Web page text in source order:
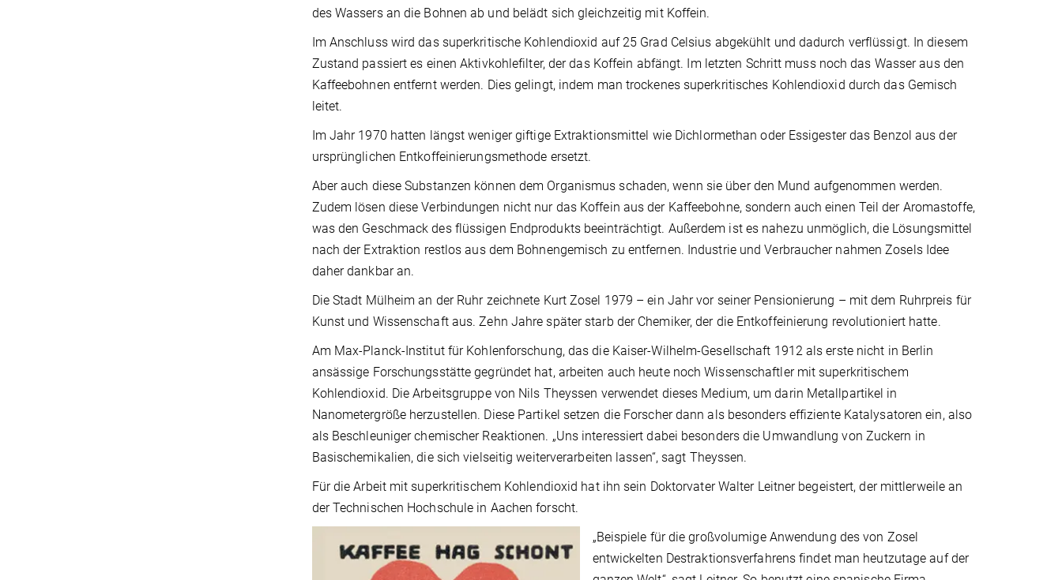
des Wassers an die Bohnen ab und belädt sich gleichzeitig mit Koffein.
Im Anschluss wird das superkritische Kohlendioxid auf 25 Grad Celsius abgekühlt und dadurch verflüssigt. In diesem
Zustand passiert es einen Aktivkohlefilter, der das Koffein abfängt. Im letzten Schritt muss noch das Wasser aus den
Kaffeebohnen entfernt werden. Dies gelingt, indem man trockenes superkritisches Kohlendioxid durch das Gemisch
leitet.
Im Jahr 1970 hatten längst weniger giftige Extraktionsmittel wie Dichlormethan oder Essigester das Benzol aus der
ursprünglichen Entkoffeinierungsmethode ersetzt.
Aber auch diese Substanzen können dem Organismus schaden, wenn sie über den Mund aufgenommen werden.
Zudem lösen diese Verbindungen nicht nur das Koffein aus der Kaffeebohne, sondern auch einen Teil der Aromastoffe,
was den Geschmack des flüssigen Endprodukts beeinträchtigt. Außerdem ist es nahezu unmöglich, die Lösungsmittel
nach der Extraktion restlos aus dem Bohnengemisch zu entfernen. Industrie und Verbraucher nahmen Zosels Idee
daher dankbar an.
Die Stadt Mülheim an der Ruhr zeichnete Kurt Zosel 1979 – ein Jahr vor seiner Pensionierung – mit dem Ruhrpreis für
Kunst und Wissenschaft aus. Zehn Jahre später starb der Chemiker, der die Entkoffeinierung revolutioniert hatte.
Am Max-Planck-Institut für Kohlenforschung, das die Kaiser-Wilhelm-Gesellschaft 1912 als erste nicht in Berlin
ansässige Forschungsstätte gegründet hat, arbeiten auch heute noch Wissenschaftler mit superkritischem
Kohlendioxid. Die Arbeitsgruppe von Nils Theyssen verwendet dieses Medium, um darin Metallpartikel in
Nanometergröße herzustellen. Diese Partikel setzen die Forscher dann als besonders effiziente Katalysatoren ein, also
als Beschleuniger chemischer Reaktionen. „Uns interessiert dabei besonders die Umwandlung von Zuckern in
Basischemikalien, die sich vielseitig weiterverarbeiten lassen“, sagt Theyssen.
Für die Arbeit mit superkritischem Kohlendioxid hat ihn sein Doktorvater Walter Leitner begeistert, der mittlerweile an
der Technischen Hochschule in Aachen forscht.
„Beispiele für die großvolumige Anwendung des von Zosel
entwickelten Destraktionsverfahrens findet man heutzutage auf der